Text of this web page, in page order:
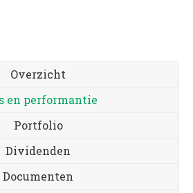
Overzicht
en performantie
Portfolio
Dividenden
Documenten